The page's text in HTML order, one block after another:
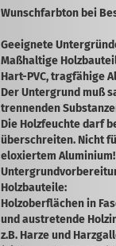
Wunschfarbton bei
Geeignete
Maßhaltige
Hart-PVC, tragfähige
Der Untergrund muß
trennenden
Die Holzfeuchte darf
über­schreiten. Nicht
eloxiertem Aluminium!
Holzbauteile:
Holzoberflächen in
und austretende
z.B. Harze und